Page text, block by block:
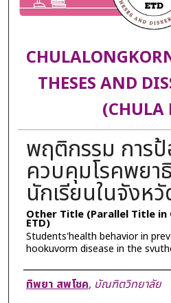
THESES AND
(CHULA
พฤติกรรม การ
ควบคุมโรคพยา
นักเรียนในจังห
Other Title (Parallel Title
ETD)
Students'health behavior in
hookuvorm disease in the
Author
ทิพยา สพโชค, บัณฑิตวิทยาลัย